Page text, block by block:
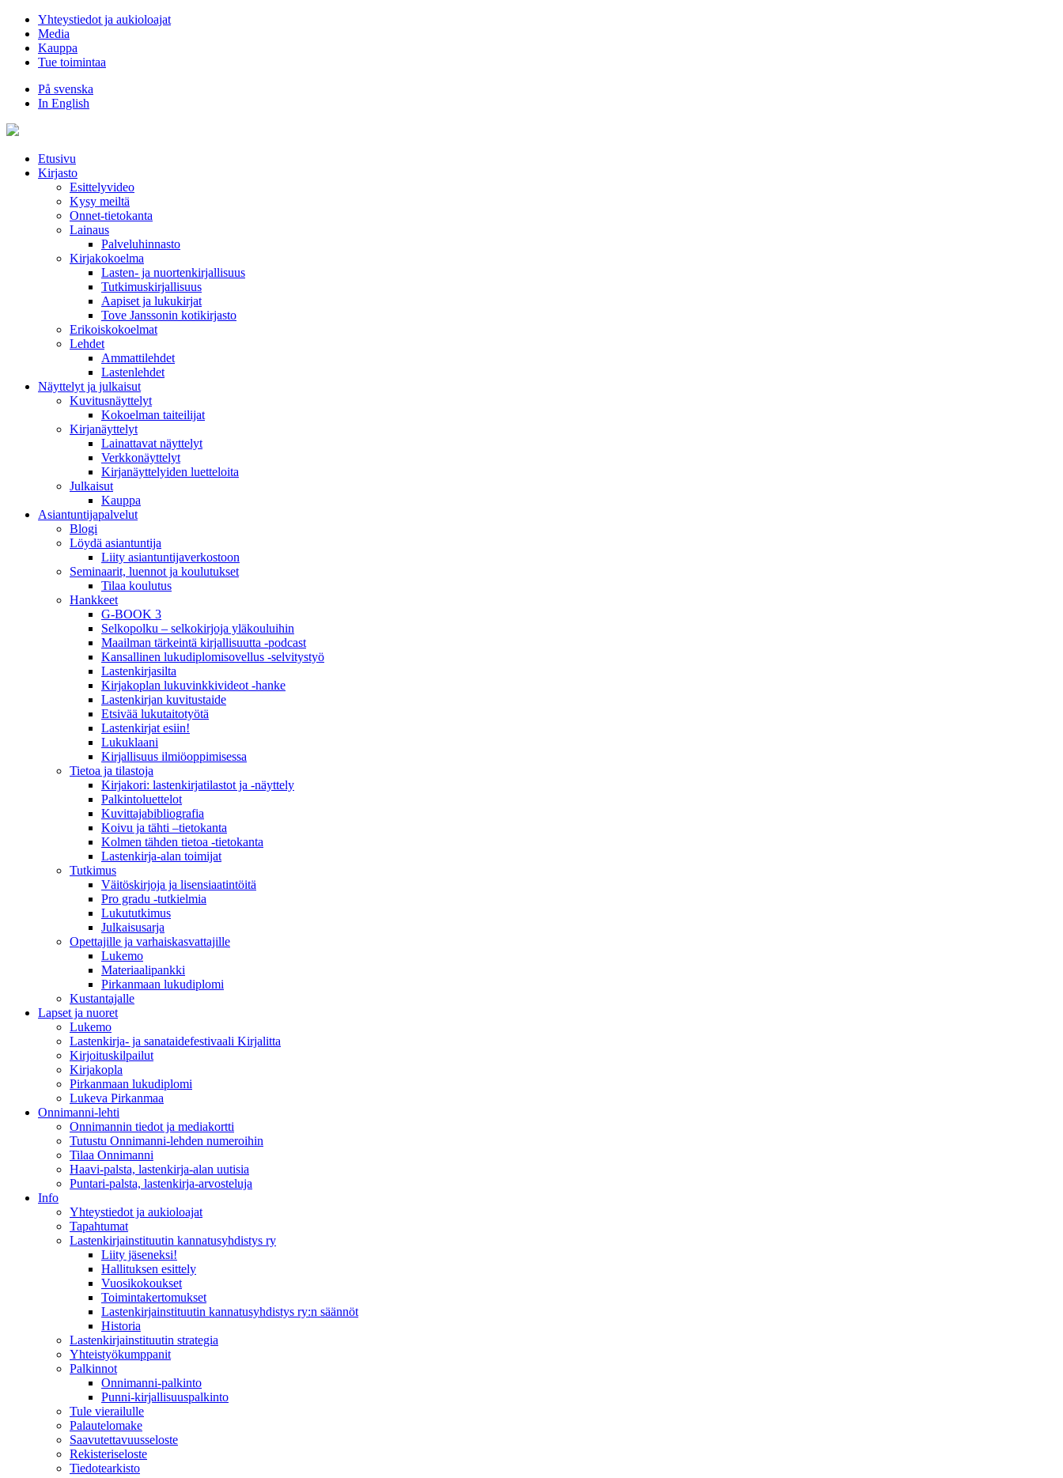
Hyppää
sisältöön
Yhteystiedot ja aukioloajat
Media
Kauppa
Tue toimintaa
På svenska
In English
Etusivu
Kirjasto
Esittelyvideo
Kysy meiltä
Onnet-tietokanta
Lainaus
Palveluhinnasto
Kirjakokoelma
Lasten- ja nuortenkirjallisuus
Tutkimuskirjallisuus
Aapiset ja lukukirjat
Tove Janssonin kotikirjasto
Erikoiskokoelmat
Lehdet
Ammattilehdet
Lastenlehdet
Näyttelyt ja julkaisut
Kuvitusnäyttelyt
Kokoelman taiteilijat
Kirjanäyttelyt
Lainattavat näyttelyt
Verkkonäyttelyt
Kirjanäyttelyiden luetteloita
Julkaisut
Kauppa
Asiantuntija­palvelut
Blogi
Löydä asiantuntija
Liity asiantuntijaverkostoon
Seminaarit, luennot ja koulutukset
Tilaa koulutus
Hankkeet
G-BOOK 3
Selkopolku – selkokirjoja yläkouluihin
Maailman tärkeintä kirjallisuutta -podcast
Kansallinen lukudiplomisovellus -selvitystyö
Lastenkirjasilta
Kirjakoplan lukuvinkkivideot -hanke
Lastenkirjan kuvitustaide
Etsivää lukutaitotyötä
Lastenkirjat esiin!
Lukuklaani
Kirjallisuus ilmiöoppimisessa
Tietoa ja tilastoja
Kirjakori: lastenkirjatilastot ja -näyttely
Palkintoluettelot
Kuvittaja­bibliografia
Koivu ja tähti –tietokanta
Kolmen tähden tietoa -tietokanta
Lastenkirja-alan toimijat
Tutkimus
Väitöskirjoja ja lisensiaatintöitä
Pro gradu -tutkielmia
Lukututkimus
Julkaisusarja
Opettajille ja varhaiskasvattajille
Lukemo
Materiaalipankki
Pirkanmaan lukudiplomi
Kustantajalle
Lapset ja nuoret
Lukemo
Lastenkirja- ja sanataidefestivaali Kirjalitta
Kirjoituskilpailut
Kirjakopla
Pirkanmaan lukudiplomi
Lukeva Pirkanmaa
Onnimanni-lehti
Onnimannin tiedot ja mediakortti
Tutustu Onnimanni-lehden numeroihin
Tilaa Onnimanni
Haavi-palsta, lastenkirja-alan uutisia
Puntari-palsta, lastenkirja-arvosteluja
Info
Yhteystiedot ja aukioloajat
Tapahtumat
Lastenkirjainstituutin kannatusyhdistys ry
Liity jäseneksi!
Hallituksen esittely
Vuosikokoukset
Toimintakertomukset
Lastenkirjainstituutin kannatusyhdistys ry:n säännöt
Historia
Lastenkirjainstituutin strategia
Yhteistyökumppanit
Palkinnot
Onnimanni-palkinto
Punni-kirjallisuuspalkinto
Tule vierailulle
Palautelomake
Saavutettavuusseloste
Rekisteriseloste
Tiedotearkisto